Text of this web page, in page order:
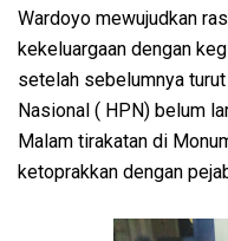
Wardoyo mewujudkan
kekeluargaan dengan
setelah sebelumnya
Nasional ( HPN) belum
Malam tirakatan di
ketoprakkan dengan